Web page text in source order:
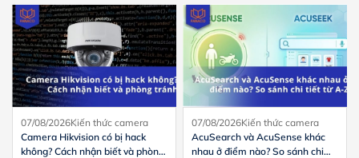
07/08/2026Kiến thức camera
Camera Hikvision có bị hack
không? Cách nhận biết và phòng
07/08/2026Kiến thức camera
AcuSearch và AcuSense khác
nhau ở điểm nào? So sánh chi